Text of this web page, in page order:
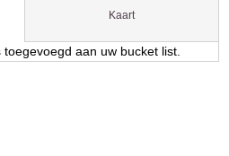
Kaart
aan uw bucket list.